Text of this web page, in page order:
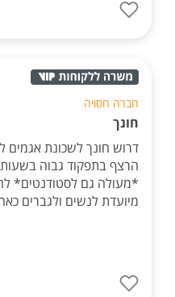
חברה חסויה
חונך
דרוש חונך לשכונת
הרצף בתפקוד גבוה
*מעולה גם לסטודנטים*
מיועדת לנשים ולגברים